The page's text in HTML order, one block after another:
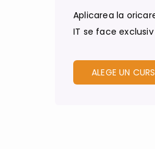
Aplicarea la
IT se face
ALEGE UN CURS